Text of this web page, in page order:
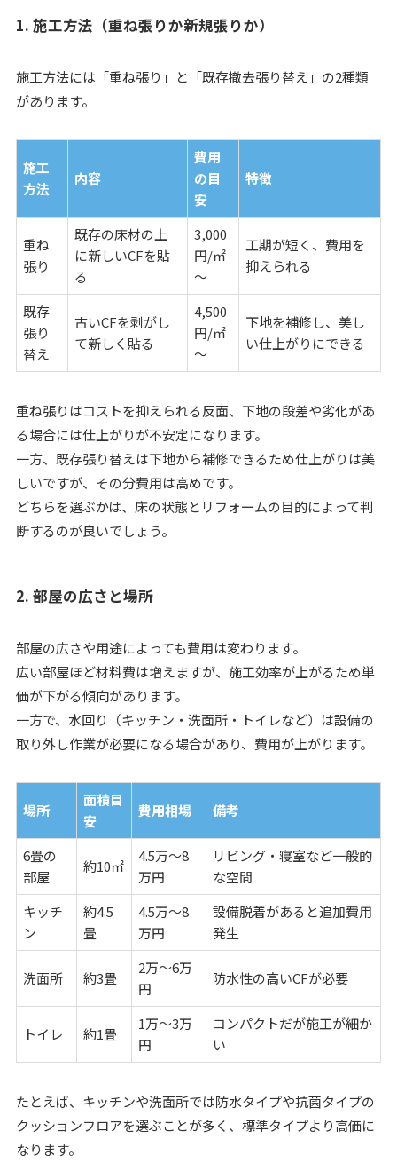
1. 施工方法（重ね張りか新規張りか）
施工方法には「重ね張り」と「既存撤去張り替え」の2種類
があります。
施工
方法
内容
費用
の目
安
特徴
重ね
張り
既存の床材の上
に新しいCFを貼
る
3,000
円/㎡
～
工期が短く、費用を
抑えられる
既存
張り
替え
古いCFを剥がし
て新しく貼る
4,500
円/㎡
～
下地を補修し、美し
い仕上がりにできる
重ね張りはコストを抑えられる反面、下地の段差や劣化があ
る場合には仕上がりが不安定になります。
一方、既存張り替えは下地から補修できるため仕上がりは美
しいですが、その分費用は高めです。
どちらを選ぶかは、床の状態とリフォームの目的によって判
断するのが良いでしょう。
2. 部屋の広さと場所
部屋の広さや用途によっても費用は変わります。
広い部屋ほど材料費は増えますが、施工効率が上がるため単
価が下がる傾向があります。
一方で、水回り（キッチン・洗面所・トイレなど）は設備の
取り外し作業が必要になる場合があり、費用が上がります。
場所
面積目
安
費用相場 備考
6畳の
部屋
約10㎡
4.5万〜8
万円
リビング・寝室など一般的
な空間
キッチ
ン
約4.5
畳
4.5万〜8
万円
設備脱着があると追加費用
発生
洗面所 約3畳
2万〜6万
円
防水性の高いCFが必要
トイレ 約1畳
1万〜3万
円
コンパクトだが施工が細か
い
たとえば、キッチンや洗面所では防水タイプや抗菌タイプの
クッションフロアを選ぶことが多く、標準タイプより高価に
なります。